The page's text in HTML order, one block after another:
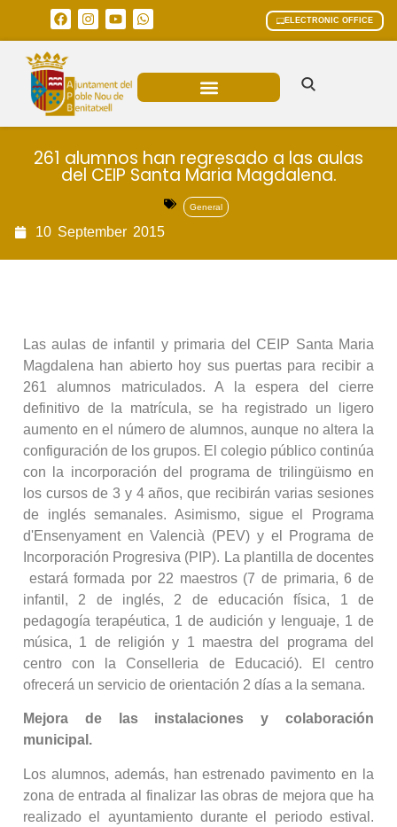
ELECTRONIC OFFICE
261 alumnos han regresado a las aulas
del CEIP Santa Maria Magdalena.
General
10 September 2015
Las aulas de infantil y primaria del CEIP Santa Maria
Magdalena han abierto hoy sus puertas para recibir a
261 alumnos matriculados. A la espera del cierre
definitivo de la matrícula, se ha registrado un ligero
aumento en el número de alumnos, aunque no altera la
configuración de los grupos. El colegio público continúa
con la incorporación del programa de trilingüismo en
los cursos de 3 y 4 años, que recibirán varias sesiones
de inglés semanales. Asimismo, sigue el Programa
d'Ensenyament en Valencià (PEV) y el Programa de
Incorporación Progresiva (PIP). La plantilla de docentes
estará formada por 22 maestros (7 de primaria, 6 de
infantil, 2 de inglés, 2 de educación física, 1 de
pedagogía terapéutica, 1 de audición y lenguaje, 1 de
música, 1 de religión y 1 maestra del programa del
centro con la Conselleria de Educació). El centro
ofrecerá un servicio de orientación 2 días a la semana.
Mejora de las instalaciones y colaboración
municipal.
Los alumnos, además, han estrenado pavimento en la
zona de entrada al finalizar las obras de mejora que ha
realizado el ayuntamiento durante el periodo estival.